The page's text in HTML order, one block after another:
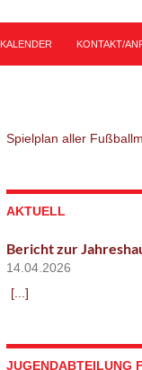
KALENDER KONTAKT/
Spielplan aller
AKTUELL
Bericht zur
14.04.2026
[...]
JUGENDABTEILUNG